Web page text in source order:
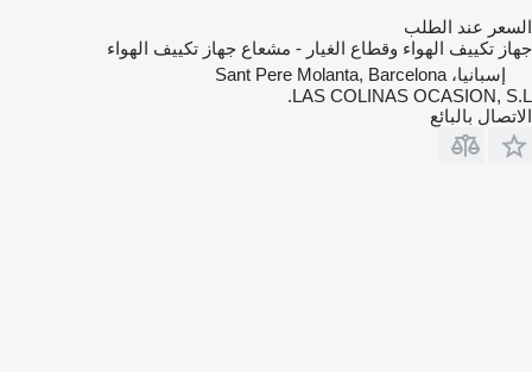
السعر عند الطلب
جهاز تكييف الهواء وقطاع الغيار - مشعاع جهاز تكييف الهواء
إسبانيا، Sant Pere Molanta, Barcelona
LAS COLINAS OCASION, S.L.
الاتصال بالبائع